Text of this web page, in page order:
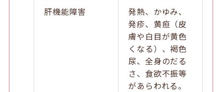
肝機能障害
発熱、かゆみ、
発疹、黄疸（皮
膚や白目が黄色
くなる）、褐色
尿、全身のだる
さ、食欲不振等
があらわれる。